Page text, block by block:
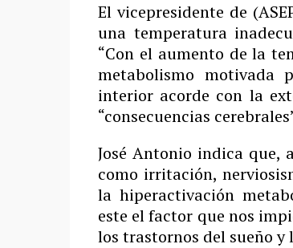
El vicepresidente de
una temperatura
“Con el aumento de la
metabolismo motivada
interior acorde con la
“consecuencias
José Antonio indica que,
como irritación,
la hiperactivación
este el factor que nos
los trastornos del sueño y